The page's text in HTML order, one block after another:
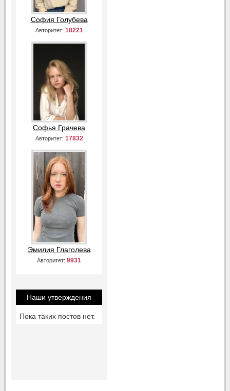
София Голубева
Авторитет: 18221
Софья Грачева
Авторитет: 17832
Эмилия Глаголева
Авторитет: 9931
Наши утверждения
Пока таких постов нет.